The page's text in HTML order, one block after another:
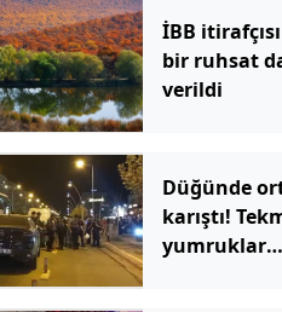
İBB
bir ruhsat
verildi
Düğünde
karıştı!
yumruklar